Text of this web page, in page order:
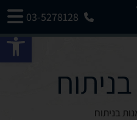
03-5278128
בניתוח